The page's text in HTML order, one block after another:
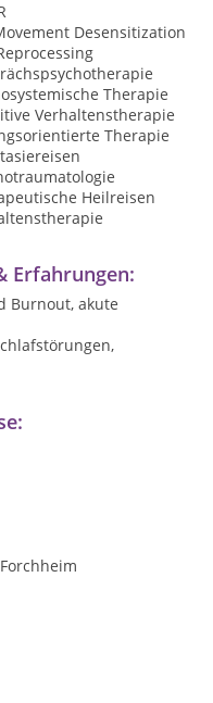
Desensitization
Therapie
Verhaltenstherapie
Therapie
Heilreisen
Erfahrungen:
Burnout, akute